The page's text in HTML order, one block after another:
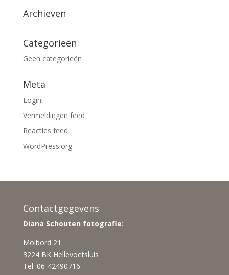
Archieven
Categorieën
Geen categorieën
Meta
Login
Vermeldingen feed
Reacties feed
WordPress.org
Contactgegevens
Diana Schouten fotografie:
Molbord 21
3224 BK Hellevoetsluis
Tel: 06-42490716